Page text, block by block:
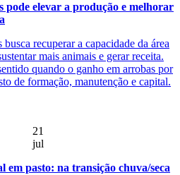
pode elevar a produção e melhorar
recuperar a capacidade da área
mais animais e gerar receita.
quando o ganho em arrobas por
de formação, manutenção e capital.
21
jul
em pasto: na transição chuva/seca